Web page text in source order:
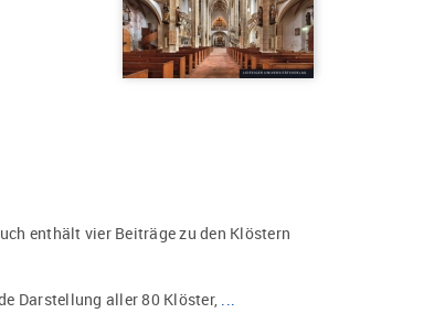
enthält vier Beiträge zu den Klöstern
Darstellung aller 80 Klöster, ...